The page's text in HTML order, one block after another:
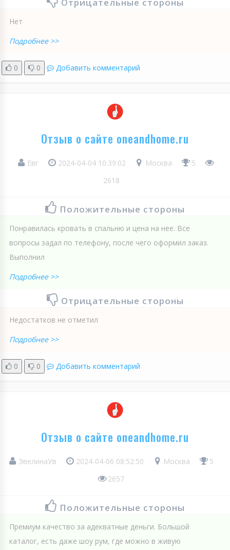
Отрицательные стороны
Нет
Подробнее >>
0 0 Добавить комментарий
Отзыв о сайте oneandhome.ru
Евг 2024-04-04 10:39:02 Москва
5
2618
Положительные стороны
Понравилась кровать в спальню и цена на нее. Все
вопросы задал по телефону, после чего оформил заказ.
Выполнил
Подробнее >>
Отрицательные стороны
Недостатков не отметил
Подробнее >>
0 0 Добавить комментарий
Отзыв о сайте oneandhome.ru
ЭвелинаУв 2024-04-06 08:52:50 Москва
5
2657
Положительные стороны
Премиум качество за адекватные деньги. Большой
каталог, есть даже шоу рум, где можно в живую